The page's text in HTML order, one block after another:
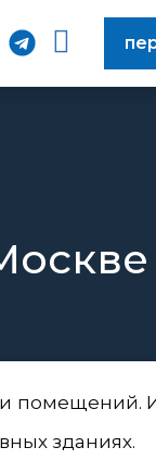
помещений.
зданиях.